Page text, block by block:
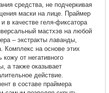
средства, не подчеркивая
маски на лице. Праймер
в качестве геля-фиксатора
мастхэв на любой
– экстракты лаванды,
Комплекс на основе этих
от негативного
а также оказывает
действие.
в составе праймера